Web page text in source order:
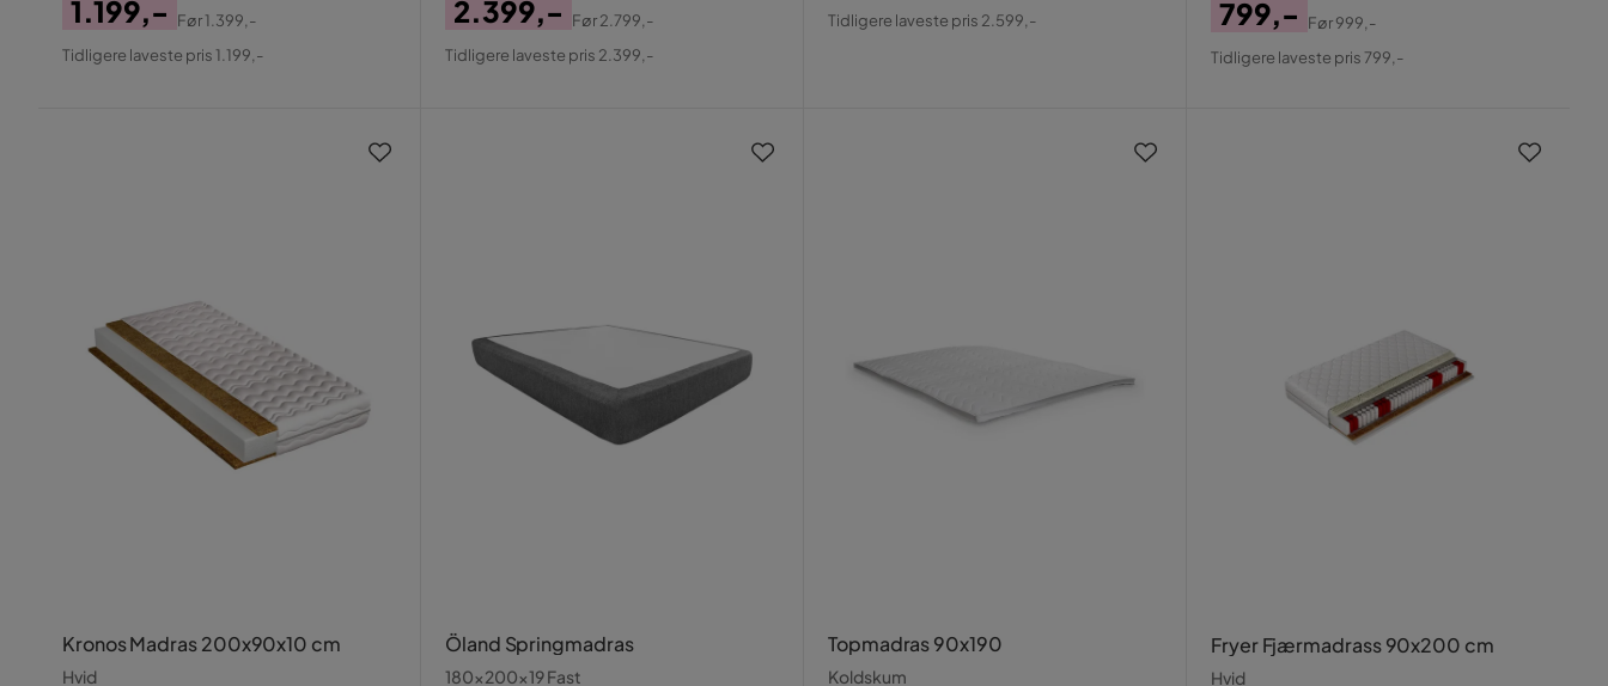
Pris
1.199,-
Original
Før1.399,-
Tidligere laveste pris 1.199,-
Pris
2.399,-
Original
Før2.799,-
Tidligere laveste pris 2.399,-
Pris
Original
Tidligere laveste pris 2.599,-
Pris
799,-
Original
Før999,-
Tidligere laveste pris 799,-
Kronos Madras 200x90x10 cm
Hvid
Öland Springmadras
180x200x19 Fast
Topmadras 90x190
Koldskum
Fryer Fjærmadrass 90x200 cm
Hvid